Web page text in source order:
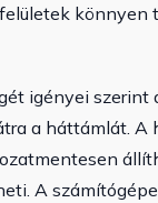
igényei szerint
a háttámlát. A
A